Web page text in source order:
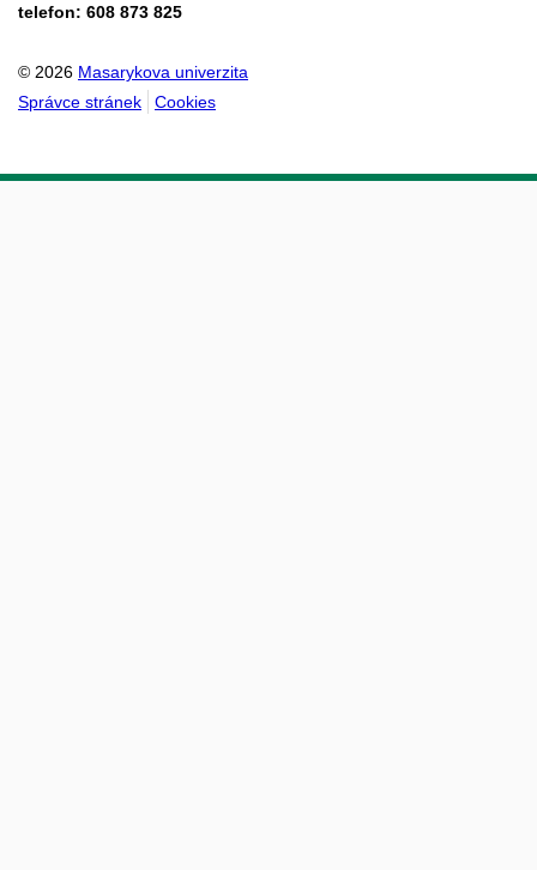
telefon: 608 873 825
© 2026 Masarykova univerzita
Správce stránek
Cookies